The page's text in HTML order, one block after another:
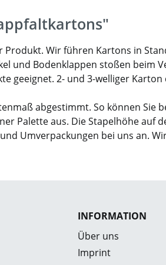
Wir führen Kartons in
und Bodenklappen stoßen
geeignet. 2- und 3-welliger
abgestimmt. So können
Palette aus. Die Stapelhöhe auf
Umverpackungen bei uns an.
INFORMATION
Über uns
Imprint